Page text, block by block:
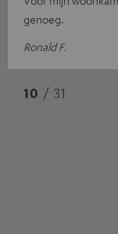
genoeg.
Ronald F.
10 / 31